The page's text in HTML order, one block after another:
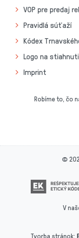
VOP pre predaj
Pravidlá súťaží
Kódex
Logo na
Imprint
Robíme to, čo
©
V
Tvorba stránok: